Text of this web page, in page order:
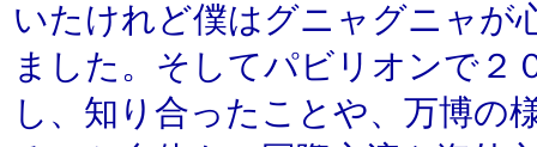
いたけれど僕はグニャグニャが
ました。そしてパビリオンで２
し、知り合ったことや、万博の